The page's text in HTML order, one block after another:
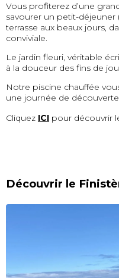
Vous profiterez d’une
savourer un petit-déjeuner
terrasse aux beaux jours,
conviviale.
Le jardin fleuri, véritable
à la douceur des fins de
Notre piscine chauffée
une journée de
Cliquez ICI pour découvrir
Découvrir le